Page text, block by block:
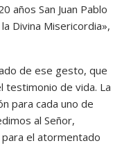
años San Juan Pablo
Divina Misericordia»,
de ese gesto, que
testimonio de vida. La
para cada uno de
al Señor,
el atormentado